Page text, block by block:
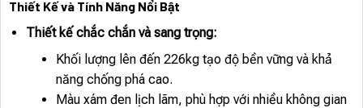
Thiết Kế và Tính Năng Nổi Bật
Thiết kế chắc chắn và sang trọng:
Khối lượng lên đến 226kg tạo độ bền vững và khả
năng chống phá cao.
Màu xám đen lịch lãm, phù hợp với nhiều không gian